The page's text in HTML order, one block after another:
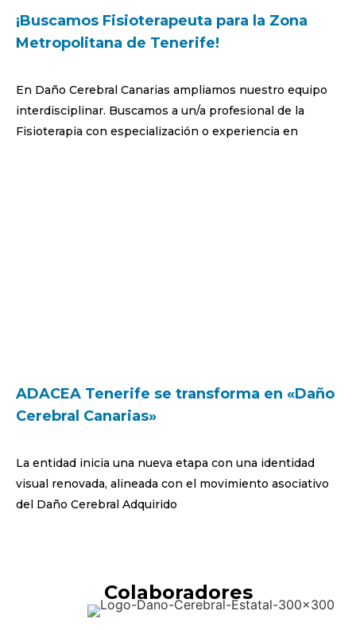
¡Buscamos Fisioterapeuta para la Zona
Metropolitana de Tenerife!
En Daño Cerebral Canarias ampliamos nuestro equipo
interdisciplinar. Buscamos a un/a profesional de la
Fisioterapia con especialización o experiencia en
ADACEA Tenerife se transforma en «Daño
Cerebral Canarias»
La entidad inicia una nueva etapa con una identidad
visual renovada, alineada con el movimiento asociativo
del Daño Cerebral Adquirido
Colaboradores